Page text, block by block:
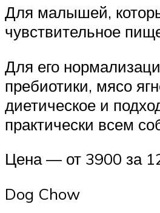
Для малышей,
чувствительное
Для его
пребиотики, мясо
диетическое и
практически всем
Цена — от 3900 за
Dog Chow